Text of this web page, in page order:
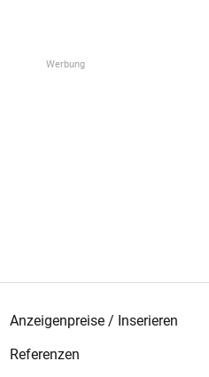
Anzeigenpreise / Inserieren
Referenzen